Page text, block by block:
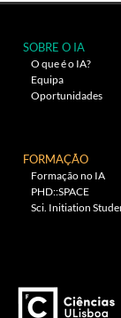
SOBRE O IA
O que é o IA?
Equipa
Oportunidades
FORMAÇÃO
Formação no IA
PHD::SPACE
Sci. Initiation